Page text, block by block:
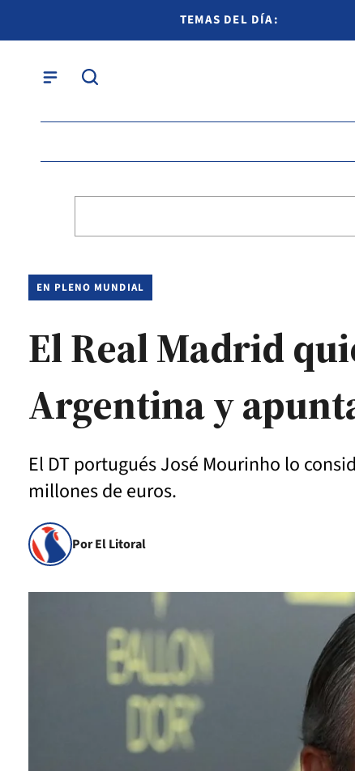
TEMAS DEL DÍA:
EN PLENO MUNDIAL
El Real Madrid
Argentina y
El DT portugués José Mourinho lo
millones de euros.
Por El Litoral